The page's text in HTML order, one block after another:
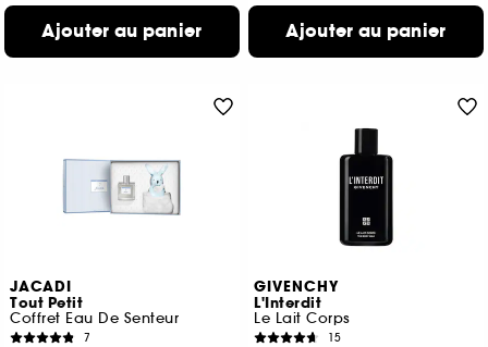
Ajouter au panier Ajouter au panier
JACADI
Tout Petit
Coffret Eau De Senteur
7
GIVENCHY
L'Interdit
Le Lait Corps
15